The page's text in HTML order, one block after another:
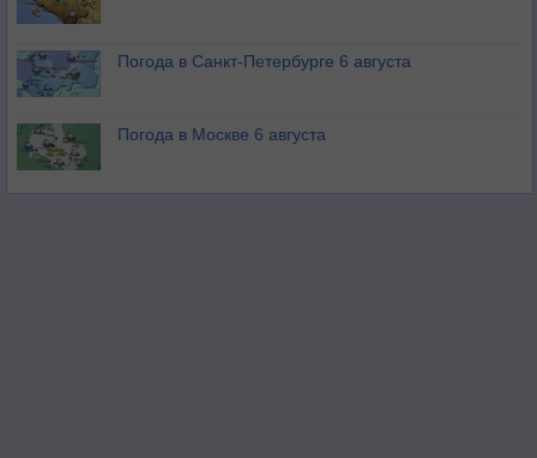
Погода в Санкт-Петербурге 6 августа
Погода в Москве 6 августа